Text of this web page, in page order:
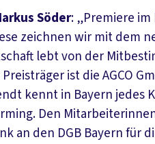
Söder: „Premiere
zeichnen wir mit dem
lebt von der
ist die AGCO
kennt in Bayern jedes
Den
an den DGB Bayern für